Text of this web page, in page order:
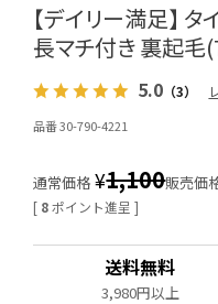
【デイリー満足】
長マチ付き 裏起毛
5.0 （3）
品番 30-790-4221
[ 8 ポイント進呈 ]
通常価格 ¥1,100販売価
送料無料
3,980円以上